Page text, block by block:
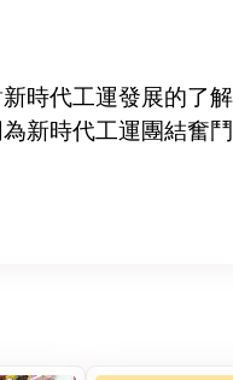
代工運發展的了
新時代工運團結奮鬥